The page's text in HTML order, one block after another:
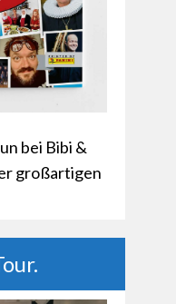
bei Bibi &
großartigen